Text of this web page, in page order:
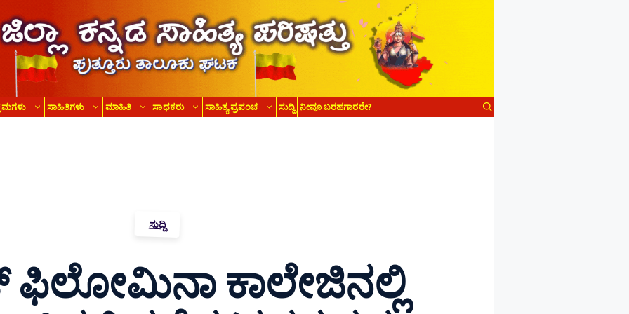
ಸಾಹಿತಿಗಳು ಮಾಹಿತಿ ಸಾಧಕರು ಸಾಹಿತ್ಯ ಪ್ರಪಂಚ ಸುದ್ದಿ ನೀವೂ ಬರಹಗಾರರೇ?
ಸುದ್ದಿ
ಫಿಲೋಮಿನಾ ಕಾಲೇಜಿನಲ್ಲಿ